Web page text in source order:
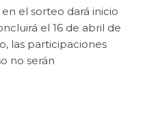
el sorteo dará inicio
el 16 de abril de
las participaciones
no serán